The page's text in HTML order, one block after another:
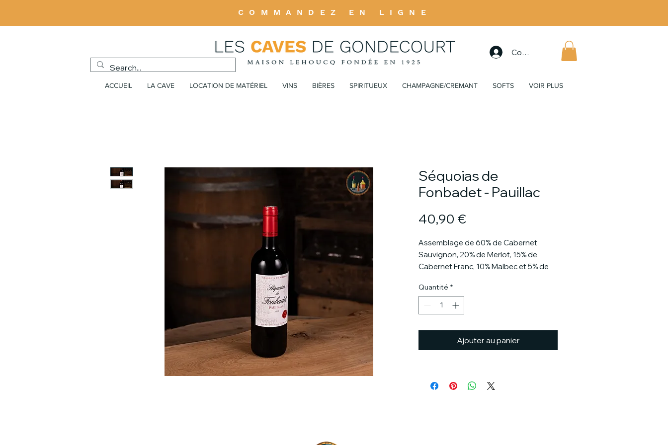
COMMANDEZ EN LIGNE
Connexion
ACCUEIL LA CAVE LOCATION DE MATÉRIEL VINS BIÈRES SPIRITUEUX CHAMPAGNE/CREMANT SOFTS VOIR PLUS
Séquoias de
Fonbadet - Pauillac
40,90 €Prix
Assemblage de 60% de Cabernet
Sauvignon, 20% de Merlot, 15% de
Cabernet Franc, 10% Malbec et 5% de
Un nez au arômes de cassis, cerises
noires et mûres ainsi que de tabac. Une
de bois soutenue par des tannins
puissant. Un vin à la structure
ans.
Quantité *
Ajouter au panier